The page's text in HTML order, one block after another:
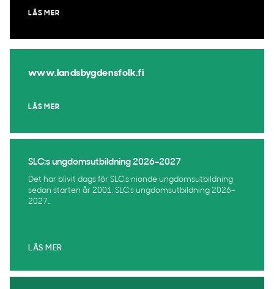
LÄS MER
www.landsbygdensfolk.fi
LÄS MER
SLC:s ungdomsutbildning 2026–2027
Det har blivit dags för SLC:s nionde ungdomsutbildning
sedan starten år 2001. SLC:s ungdomsutbildning 2026–
2027...
LÄS MER